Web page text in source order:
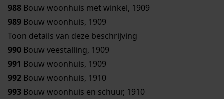
988 Bouw woonhuis met winkel, 1909
989 Bouw woonhuis, 1909
Toon details van deze beschrijving
990 Bouw veestalling, 1909
991 Bouw woonhuis, 1909
992 Bouw woonhuis, 1910
993 Bouw woonhuis en schuur, 1910